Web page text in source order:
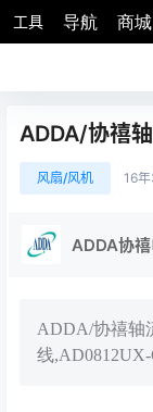
工具 导航 商城
ADDA/协禧
风扇/风机 16
ADDA协
ADDA/协禧轴
线